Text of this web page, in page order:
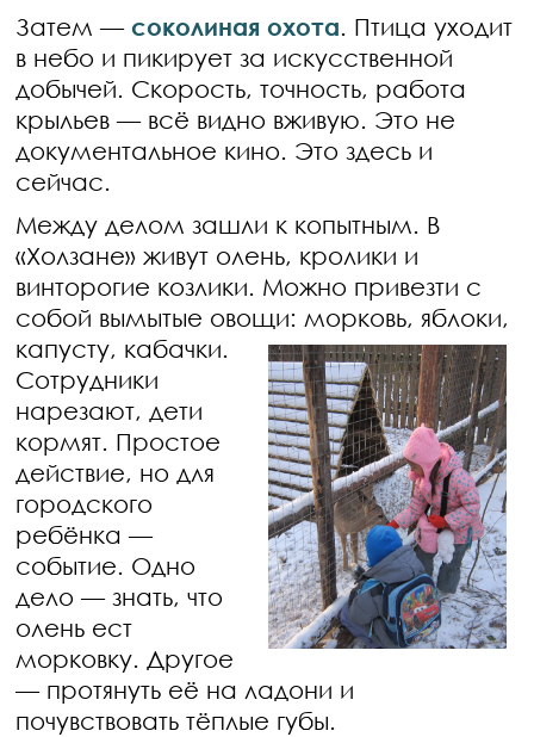
Затем —соколиная охота. Птица уходит
в небо и пикирует за искусственной
добычей. Скорость, точность, работа
крыльев — всё видно вживую. Это не
документальное кино. Это здесь и
сейчас.
Между делом зашли к копытным. В
«Холзане» живут олень, кролики и
винторогие козлики. Можно привезти с
собой вымытые овощи: морковь, яблоки,
капусту, кабачки.
Сотрудники
нарезают, дети
кормят. Простое
действие, но для
городского
ребёнка —
событие. Одно
дело — знать, что
олень ест
морковку. Другое
— протянуть её на ладони и
почувствовать тёплые губы.